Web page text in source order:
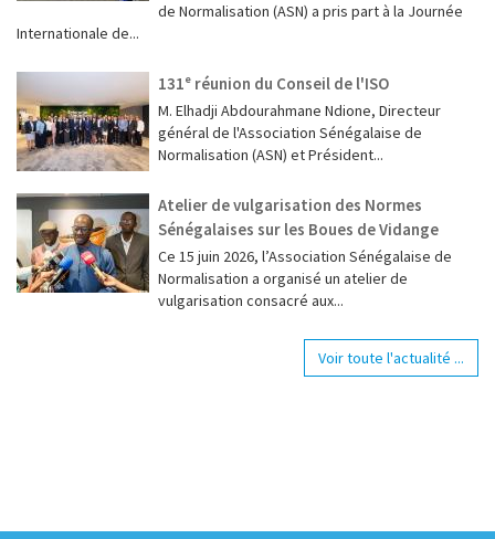
de Normalisation (ASN) a pris part à la Journée
Internationale de...
131ᵉ réunion du Conseil de l'ISO
M. Elhadji Abdourahmane Ndione, Directeur
général de l'Association Sénégalaise de
Normalisation (ASN) et Président...
Atelier de vulgarisation des Normes
Sénégalaises sur les Boues de Vidange
Ce 15 juin 2026, l’Association Sénégalaise de
Normalisation a organisé un atelier de
vulgarisation consacré aux...
Voir toute l'actualité ...